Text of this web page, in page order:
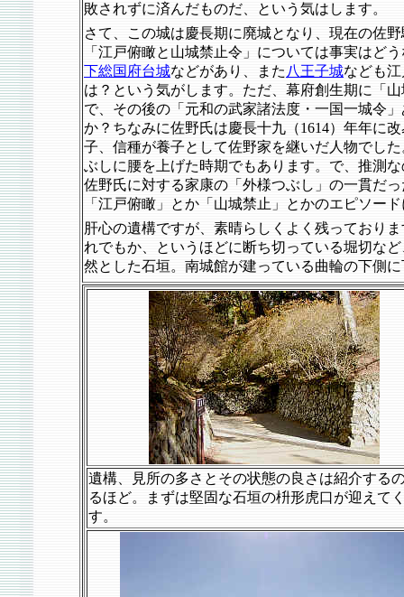
敗されずに済んだものだ、という気はします。
さて、この城は慶長期に廃城となり、現在の佐
「江戸俯瞰と山城禁止令」については事実はど
下総国府台城などがあり、また 八王子城なども
は？という気がします。ただ、幕府創生期に「
で、その後の「元和の武家諸法度・一国一城令
か？ちなみに佐野氏は慶長十九（1614）年年に
子、信種が養子として佐野家を継いだ人物でし
ぶしに腰を上げた時期でもあります。で、推測
佐野氏に対する家康の「外様つぶし」の一貫だ
「江戸俯瞰」とか「山城禁止」とかのエピソー
肝心の遺構ですが、素晴らしくよく残っており
れでもか、というほどに断ち切っている堀切な
然とした石垣。南城館が建っている曲輪の下側
遺構、見所の多さとその状態の良さは紹介する
るほど。まずは堅固な石垣の枡形虎口が迎えて
す。